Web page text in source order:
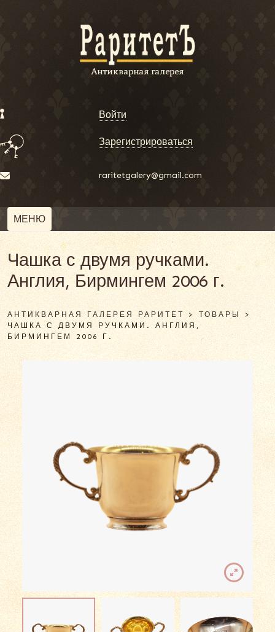
Войти
Зарегистрироваться
raritetgalery@gmail.com
МЕНЮ
Чашка с двумя ручками.
Англия, Бирмингем 2006 г.
АНТИКВАРНАЯ ГАЛЕРЕЯ РАРИТЕТ > ТОВАРЫ >
ЧАШКА С ДВУМЯ РУЧКАМИ. АНГЛИЯ,
БИРМИНГЕМ 2006 Г.